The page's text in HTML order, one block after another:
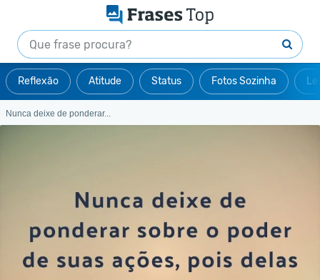
Reflexão Atitude Status Fotos Sozinha
Nunca deixe de ponderar...